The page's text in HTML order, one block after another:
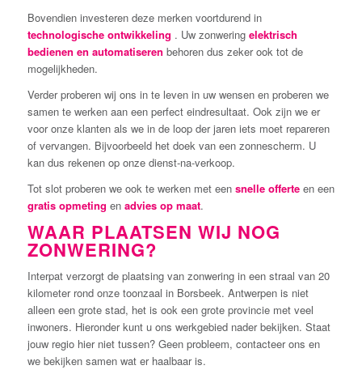
Bovendien investeren deze merken voortdurend in
technologische ontwikkeling . Uw zonwering elektrisch
bedienen en automatiseren behoren dus zeker ook tot de
mogelijkheden.
Verder proberen wij ons in te leven in uw wensen en proberen we
samen te werken aan een perfect eindresultaat. Ook zijn we er
voor onze klanten als we in de loop der jaren iets moet repareren
of vervangen. Bijvoorbeeld het doek van een zonnescherm. U
kan dus rekenen op onze dienst-na-verkoop.
Tot slot proberen we ook te werken met een snelle offerteen een
gratis opmeting en advies op maat.
WAAR PLAATSEN WIJ NOG
ZONWERING?
Interpat verzorgt de plaatsing van zonwering in een straal van 20
kilometer rond onze toonzaal in Borsbeek. Antwerpen is niet
alleen een grote stad, het is ook een grote provincie met veel
inwoners. Hieronder kunt u ons werkgebied nader bekijken. Staat
jouw regio hier niet tussen? Geen probleem, contacteer ons en
we bekijken samen wat er haalbaar is.